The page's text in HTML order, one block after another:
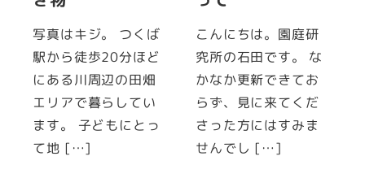
写真はキジ。 つくば
駅から徒歩20分ほど
にある川周辺の田畑
エリアで暮らしてい
ます。 子どもにとっ
て地 […]
こんにちは。園庭研
究所の石田です。 な
かなか更新できてお
らず、見に来てくだ
さった方にはすみま
せんでし […]